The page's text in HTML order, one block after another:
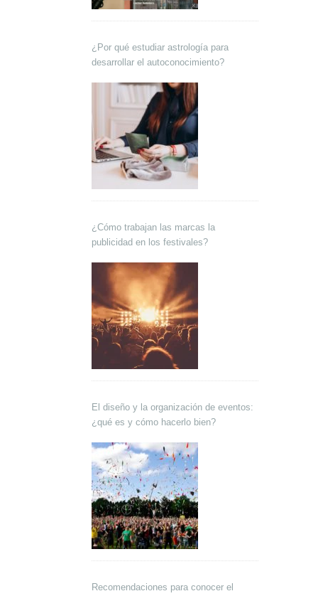
¿Por qué estudiar astrología para
desarrollar el autoconocimiento?
¿Cómo trabajan las marcas la
publicidad en los festivales?
El diseño y la organización de eventos:
¿qué es y cómo hacerlo bien?
Recomendaciones para conocer el